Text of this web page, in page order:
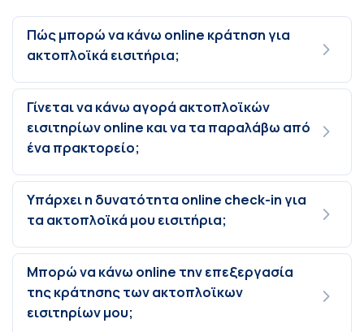
Πώς μπορώ να κάνω online κράτηση για
ακτοπλοϊκά εισιτήρια;
Γίνεται να κάνω αγορά ακτοπλοϊκών
εισιτηρίων online και να τα παραλάβω από
ένα πρακτορείο;
Υπάρχει η δυνατότητα online check-in για
τα ακτοπλοϊκά μου εισιτήρια;
Μπορώ να κάνω online την επεξεργασία
της κράτησης των ακτοπλοϊκων
εισιτηρίων μου;